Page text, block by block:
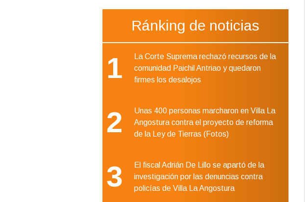
Ránking de noticias
1
La Corte Suprema rechazó recursos de la
comunidad Paichil Antriao y quedaron
firmes los desalojos
2
Unas 400 personas marcharon en Villa La
Angostura contra el proyecto de reforma
de la Ley de Tierras (Fotos)
3
El fiscal Adrián De Lillo se apartó de la
investigación por las denuncias contra
policías de Villa La Angostura